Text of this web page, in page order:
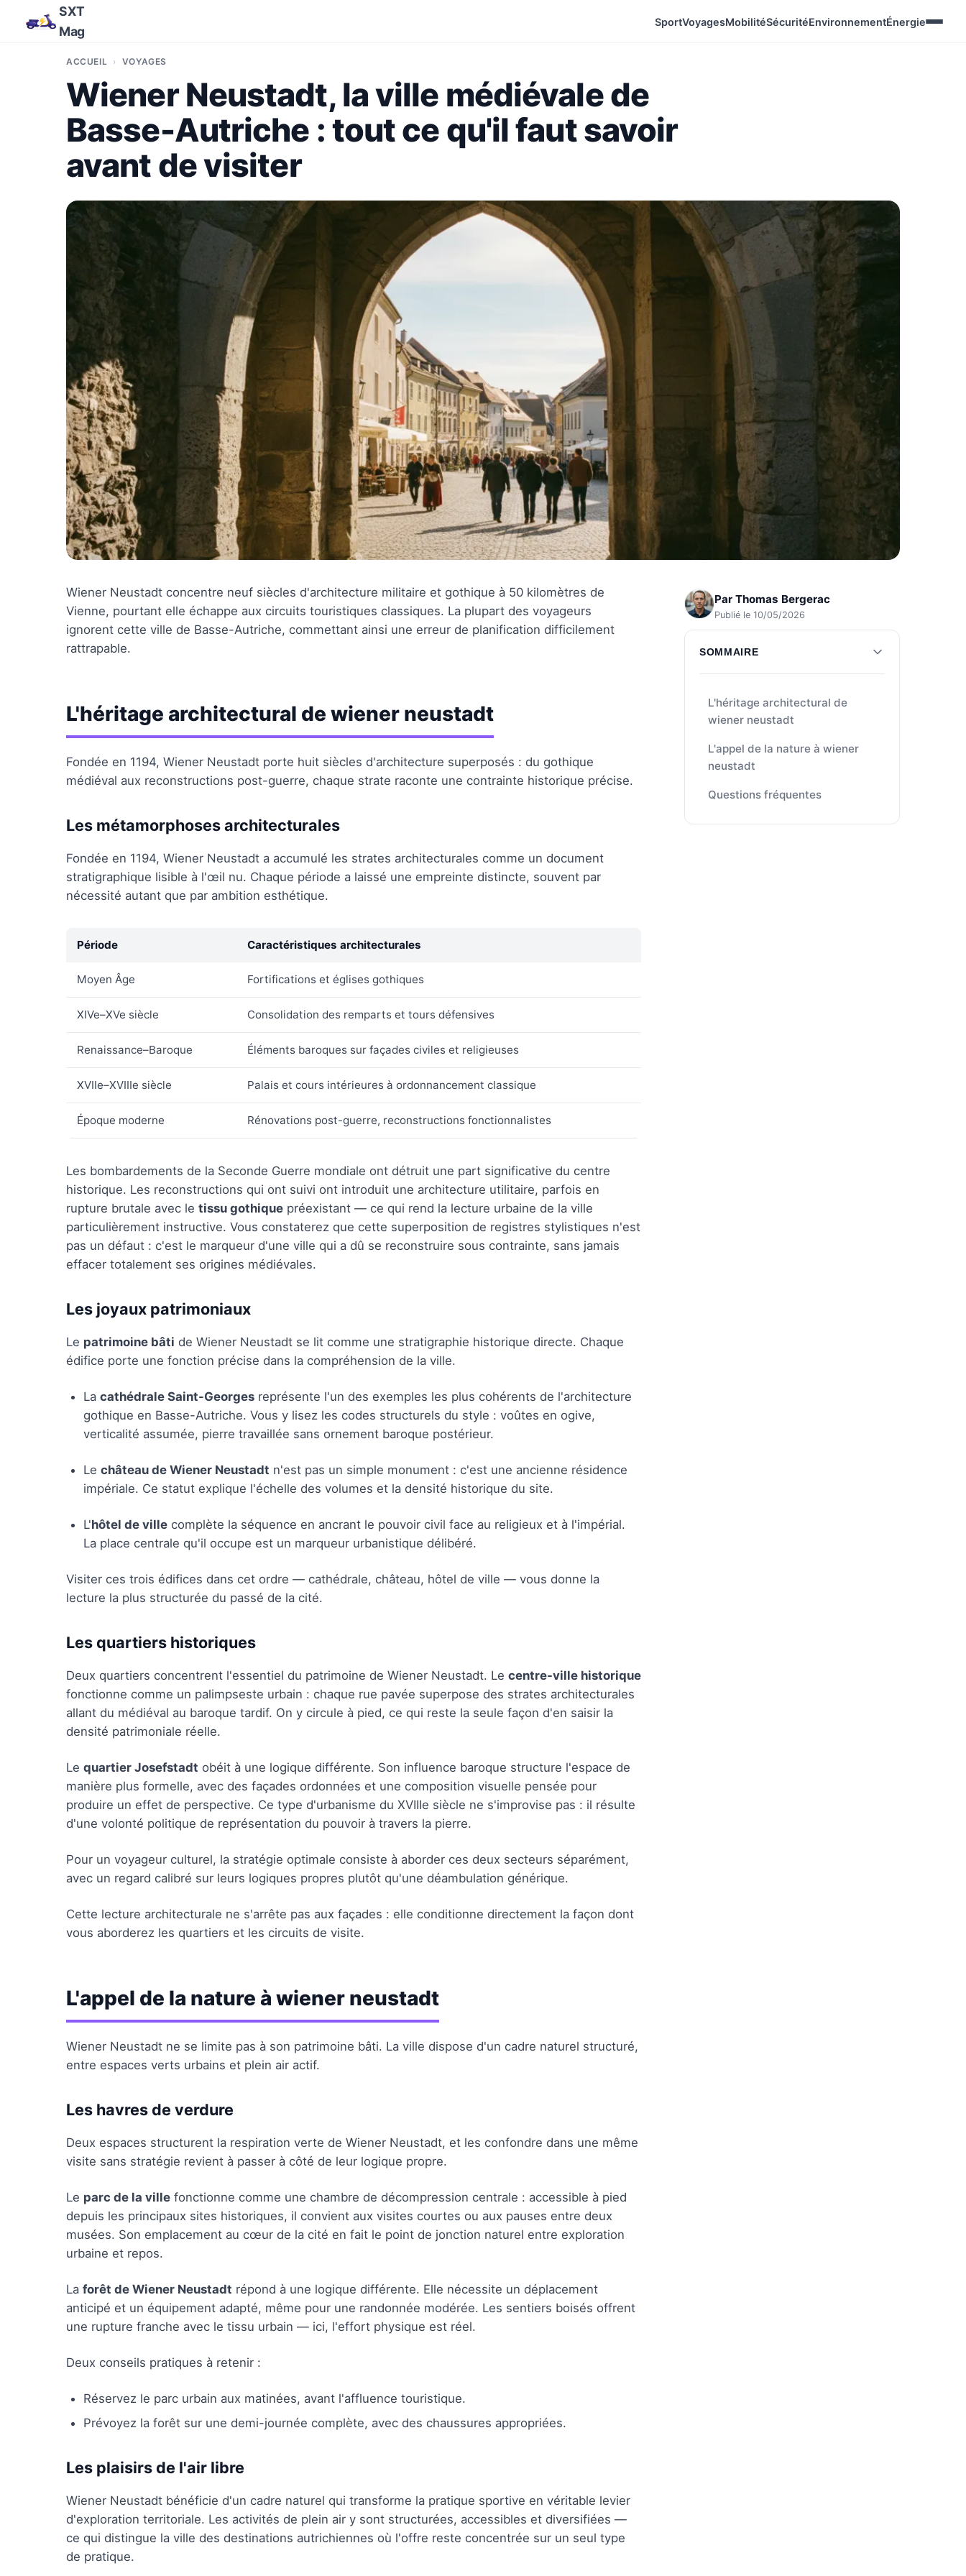
SXT
Mag
SportVoyagesMobilitéSécuritéEnvironnementÉnergie
ACCUEIL VOYAGES
Wiener Neustadt, la ville médiévale de
Basse-Autriche : tout ce qu'il faut savoir
avant de visiter
Par Thomas Bergerac
Publié le 10/05/2026
SOMMAIRE
L'héritage architectural de
wiener neustadt
L'appel de la nature à wiener
neustadt
Questions fréquentes
Wiener Neustadt concentre neuf siècles d'architecture militaire et gothique à 50 kilomètres de
Vienne, pourtant elle échappe aux circuits touristiques classiques. La plupart des voyageurs
ignorent cette ville de Basse-Autriche, commettant ainsi une erreur de planification difficilement
rattrapable.
L'héritage architectural de wiener neustadt
Fondée en 1194, Wiener Neustadt porte huit siècles d'architecture superposés : du gothique
médiéval aux reconstructions post-guerre, chaque strate raconte une contrainte historique précise.
Les métamorphoses architecturales
Fondée en 1194, Wiener Neustadt a accumulé les strates architecturales comme un document
stratigraphique lisible à l'œil nu. Chaque période a laissé une empreinte distincte, souvent par
nécessité autant que par ambition esthétique.
Période Caractéristiques architecturales
Moyen Âge Fortifications et églises gothiques
XIVe–XVe siècle Consolidation des remparts et tours défensives
Renaissance–Baroque Éléments baroques sur façades civiles et religieuses
XVIIe–XVIIIe siècle Palais et cours intérieures à ordonnancement classique
Époque moderne Rénovations post-guerre, reconstructions fonctionnalistes
Les bombardements de la Seconde Guerre mondiale ont détruit une part significative du centre
historique. Les reconstructions qui ont suivi ont introduit une architecture utilitaire, parfois en
rupture brutale avec le tissu gothique préexistant — ce qui rend la lecture urbaine de la ville
particulièrement instructive. Vous constaterez que cette superposition de registres stylistiques n'est
pas un défaut : c'est le marqueur d'une ville qui a dû se reconstruire sous contrainte, sans jamais
effacer totalement ses origines médiévales.
Les joyaux patrimoniaux
Le patrimoine bâti de Wiener Neustadt se lit comme une stratigraphie historique directe. Chaque
édifice porte une fonction précise dans la compréhension de la ville.
La cathédrale Saint-Georges représente l'un des exemples les plus cohérents de l'architecture
gothique en Basse-Autriche. Vous y lisez les codes structurels du style : voûtes en ogive,
verticalité assumée, pierre travaillée sans ornement baroque postérieur.
Le château de Wiener Neustadt n'est pas un simple monument : c'est une ancienne résidence
impériale. Ce statut explique l'échelle des volumes et la densité historique du site.
L'hôtel de ville complète la séquence en ancrant le pouvoir civil face au religieux et à l'impérial.
La place centrale qu'il occupe est un marqueur urbanistique délibéré.
Visiter ces trois édifices dans cet ordre — cathédrale, château, hôtel de ville — vous donne la
lecture la plus structurée du passé de la cité.
Les quartiers historiques
Deux quartiers concentrent l'essentiel du patrimoine de Wiener Neustadt. Le centre-ville historique
fonctionne comme un palimpseste urbain : chaque rue pavée superpose des strates architecturales
allant du médiéval au baroque tardif. On y circule à pied, ce qui reste la seule façon d'en saisir la
densité patrimoniale réelle.
Le quartier Josefstadt obéit à une logique différente. Son influence baroque structure l'espace de
manière plus formelle, avec des façades ordonnées et une composition visuelle pensée pour
produire un effet de perspective. Ce type d'urbanisme du XVIIIe siècle ne s'improvise pas : il résulte
d'une volonté politique de représentation du pouvoir à travers la pierre.
Pour un voyageur culturel, la stratégie optimale consiste à aborder ces deux secteurs séparément,
avec un regard calibré sur leurs logiques propres plutôt qu'une déambulation générique.
Cette lecture architecturale ne s'arrête pas aux façades : elle conditionne directement la façon dont
vous aborderez les quartiers et les circuits de visite.
L'appel de la nature à wiener neustadt
Wiener Neustadt ne se limite pas à son patrimoine bâti. La ville dispose d'un cadre naturel structuré,
entre espaces verts urbains et plein air actif.
Les havres de verdure
Deux espaces structurent la respiration verte de Wiener Neustadt, et les confondre dans une même
visite sans stratégie revient à passer à côté de leur logique propre.
Le parc de la ville fonctionne comme une chambre de décompression centrale : accessible à pied
depuis les principaux sites historiques, il convient aux visites courtes ou aux pauses entre deux
musées. Son emplacement au cœur de la cité en fait le point de jonction naturel entre exploration
urbaine et repos.
La forêt de Wiener Neustadt répond à une logique différente. Elle nécessite un déplacement
anticipé et un équipement adapté, même pour une randonnée modérée. Les sentiers boisés offrent
une rupture franche avec le tissu urbain — ici, l'effort physique est réel.
Deux conseils pratiques à retenir :
Réservez le parc urbain aux matinées, avant l'affluence touristique.
Prévoyez la forêt sur une demi-journée complète, avec des chaussures appropriées.
Les plaisirs de l'air libre
Wiener Neustadt bénéficie d'un cadre naturel qui transforme la pratique sportive en véritable levier
d'exploration territoriale. Les activités de plein air y sont structurées, accessibles et diversifiées —
ce qui distingue la ville des destinations autrichiennes où l'offre reste concentrée sur un seul type
de pratique.